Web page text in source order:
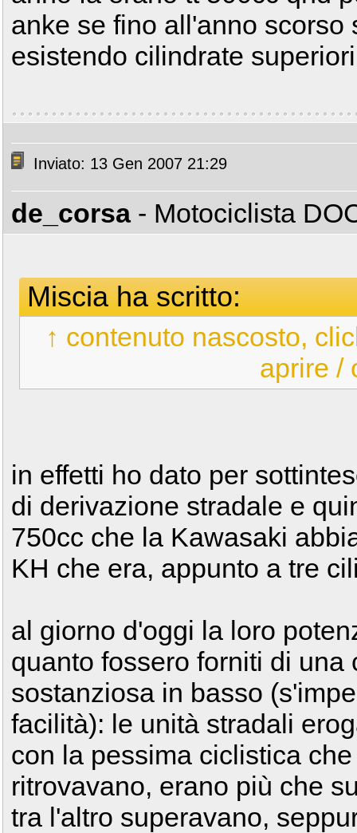
anke se fino all'anno scorso
esistendo cilindrate superiori
Inviato: 13 Gen 2007 21:29
de_corsa - Motociclista
Miscia ha scritto:
↑ contenuto nascosto,
aprire /
in effetti ho dato per
di derivazione stradale e
750cc che la Kawasaki
KH che era, appunto a tre
al giorno d'oggi la loro
quanto fossero forniti di
sostanziosa in basso
facilità): le unità stradali
con la pessima ciclistica
ritrovavano, erano più che
tra l'altro superavano,